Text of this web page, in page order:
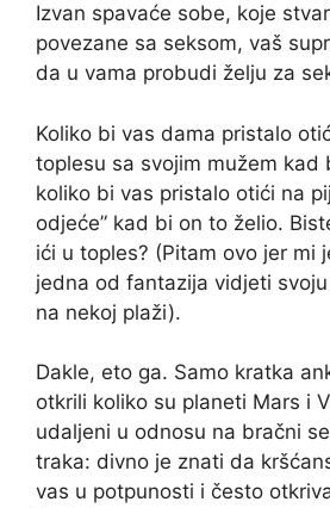
Izvan spavaće sobe, koje
povezane sa seksom, vaš
da u vama probudi želju za
Koliko bi vas dama pristalo
toplesu sa svojim mužem kad
koliko bi vas pristalo otići na
odjeće” kad bi on to želio.
ići u toples? (Pitam ovo jer mi
jedna od fantazija vidjeti
na nekoj plaži).
Dakle, eto ga. Samo kratka
otkrili koliko su planeti Mars i
udaljeni u odnosu na bračni
traka: divno je znati da
vas u potpunosti i često